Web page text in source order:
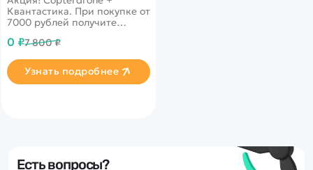
Квантастика. При покупке от
7000 рублей получите
нашего партнера
0 ₽7 800 ₽
Узнать подробнее
Есть вопросы?
Наши соцсети:
Каталог
Оптовые продажи